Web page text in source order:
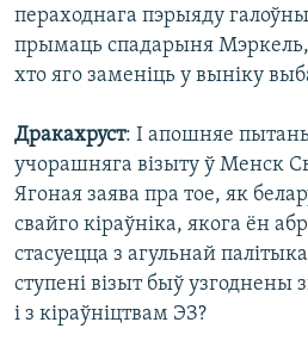
пераходнага пэрыяду
прымаць спадарыня Мэркель,
хто яго заменіць у выніку
Дракахруст: І апошняе
учорашняга візыту ў Менск
Ягоная заява пра тое, як
свайго кіраўніка, якога ён
стасуецца з агульнай
ступені візыт быў узгоднены
і з кіраўніцтвам ЭЗ?